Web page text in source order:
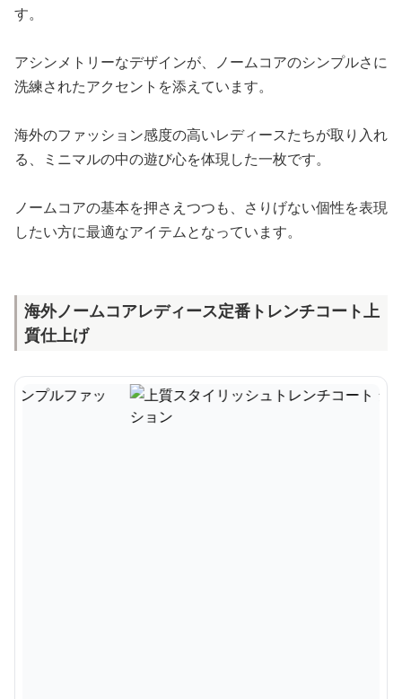
す。
アシンメトリーなデザインが、ノームコアのシンプルさに
洗練されたアクセントを添えています。
海外のファッション感度の高いレディースたちが取り入れ
る、ミニマルの中の遊び心を体現した一枚です。
ノームコアの基本を押さえつつも、さりげない個性を表現
したい方に最適なアイテムとなっています。
海外ノームコアレディース定番トレンチコート上
質仕上げ